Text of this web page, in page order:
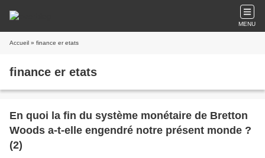
MENU
Accueil » finance er etats
finance er etats
En quoi la fin du système monétaire de Bretton
Woods a-t-elle engendré notre présent monde ?
(2)